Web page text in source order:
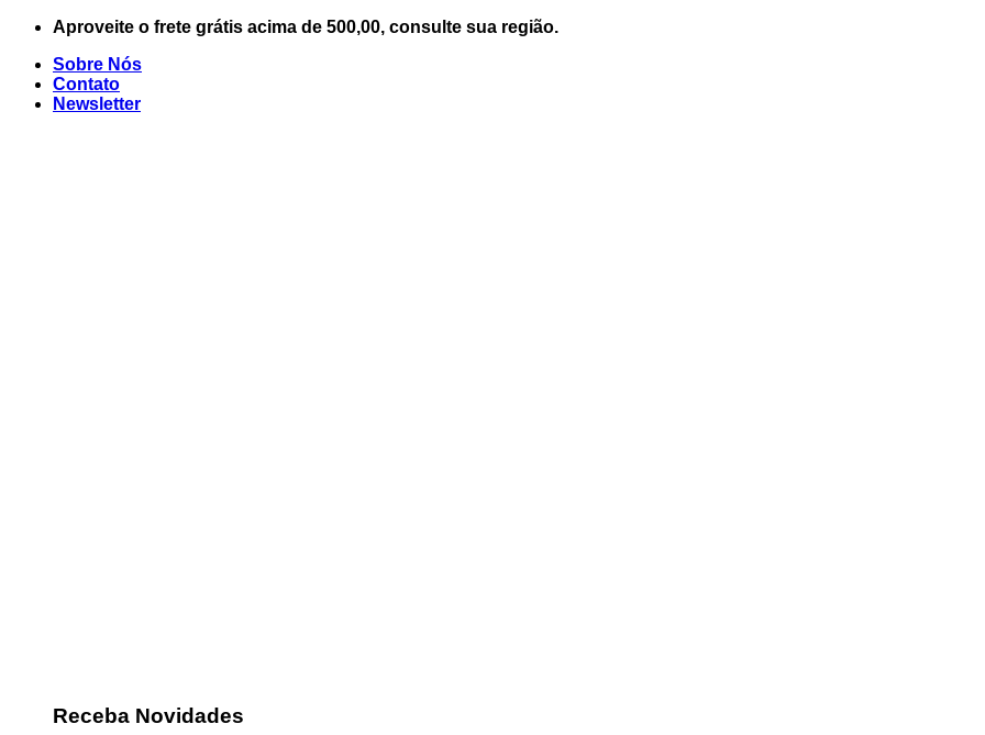
Skip
content
Aproveite o frete grátis acima de 500,00, consulte sua região.
Sobre Nós
Contato
Newsletter
Receba Novidades